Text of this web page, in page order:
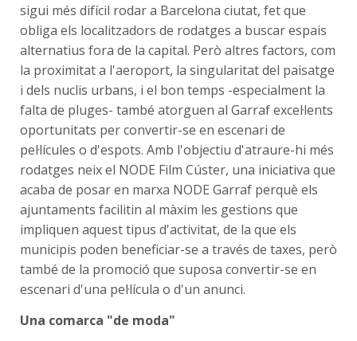
sigui més difícil rodar a Barcelona ciutat, fet que
obliga els localitzadors de rodatges a buscar espais
alternatius fora de la capital. Però altres factors, com
la proximitat a l'aeroport, la singularitat del paisatge
i dels nuclis urbans, i el bon temps -especialment la
falta de pluges- també atorguen al Garraf excel·lents
oportunitats per convertir-se en escenari de
pel·lícules o d'espots. Amb l'objectiu d'atraure-hi més
rodatges neix el NODE Film Cúster, una iniciativa que
acaba de posar en marxa NODE Garraf perquè els
ajuntaments facilitin al màxim les gestions que
impliquen aquest tipus d'activitat, de la que els
municipis poden beneficiar-se a través de taxes, però
també de la promoció que suposa convertir-se en
escenari d'una pel·lícula o d'un anunci.
Una comarca "de moda"